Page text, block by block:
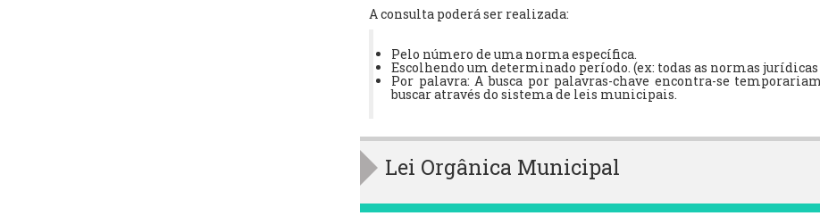
A consulta poderá ser realizada:
Pelo número de uma norma específica.
Escolhendo um determinado período. (ex: todas as normas
Por palavra: A busca por palavras-chave encontra-se
buscar através do sistema de leis municipais.
Lei Orgânica Municipal